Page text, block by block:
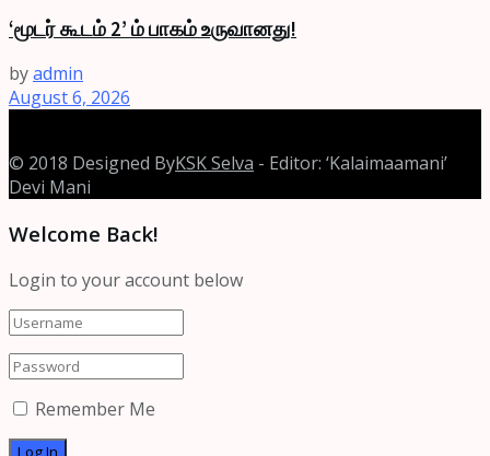
‘மூடர் கூடம் 2’ ம் பாகம் உருவானது!
byadmin
August 6, 2026
© 2018 Designed ByKSK Selva - Editor: ‘Kalaimaamani’
Devi Mani
Welcome Back!
Login to your account below
Remember Me